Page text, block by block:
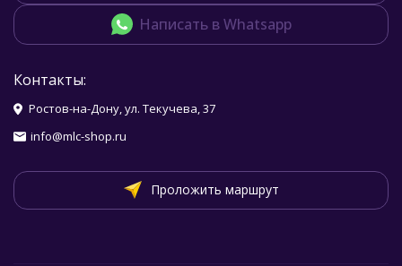
Написать в Whatsapp
Контакты:
Ростов-на-Дону, ул. Текучева, 37
info@mlc-shop.ru
Проложить маршрут